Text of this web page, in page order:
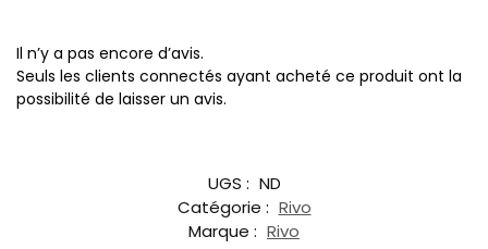
Il n’y a pas encore d’avis.
Seuls les clients connectés ayant acheté ce produit ont la
possibilité de laisser un avis.
UGS : ND
Catégorie : Rivo
Marque : Rivo